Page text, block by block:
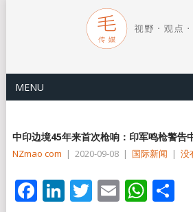
MENU
中印边境45年来首次枪响：印军鸣枪警告
NZmao com | 2020-09-08 | 国际新闻 | 没
Facebook
LinkedIn
Twitter
Email分